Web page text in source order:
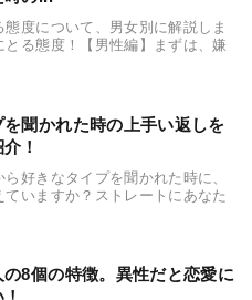
度について、男女別に解説しま
とる態度！【男性編】まずは、嫌
聞かれた時の上手い返しを
！
好きなタイプを聞かれた時に、
ていますか？ストレートにあなた
8個の特徴。異性だと恋愛に